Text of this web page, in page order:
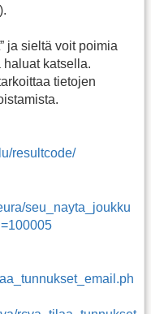
ja sieltä voit poimia
katsella.
tietojen
resultcode/
seu_nayta_joukku